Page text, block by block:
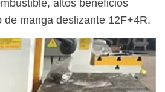
altos beneficios
de manga deslizante 12F+4R.